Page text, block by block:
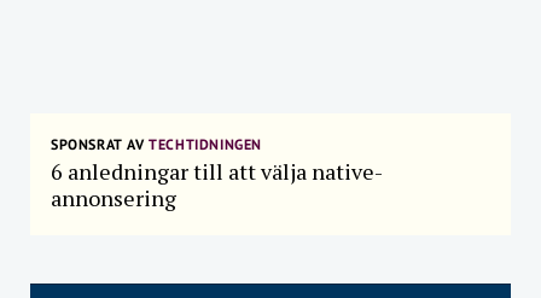
SPONSRAT AVTECHTIDNINGEN
6 anledningar till att välja native-
annonsering